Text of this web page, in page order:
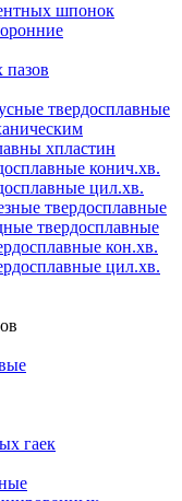
шпонок
твердосплавные
хпластин
конич.хв.
цил.хв.
твердосплавные
твердосплавные
кон.хв.
цил.хв.
гаек